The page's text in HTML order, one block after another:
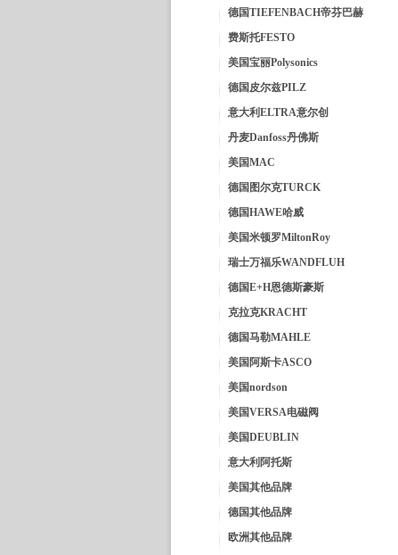
德国TIEFENBACH帝芬巴赫
费斯托FESTO
美国宝丽Polysonics
德国皮尔兹PILZ
意大利ELTRA意尔创
丹麦Danfoss丹佛斯
美国MAC
德国图尔克TURCK
德国HAWE哈威
美国米顿罗MiltonRoy
瑞士万福乐WANDFLUH
德国E+H恩德斯豪斯
克拉克KRACHT
德国马勒MAHLE
美国阿斯卡ASCO
美国nordson
美国VERSA电磁阀
美国DEUBLIN
意大利阿托斯
美国其他品牌
德国其他品牌
欧洲其他品牌